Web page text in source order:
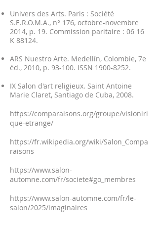
Univers des Arts. Paris : Société
S.E.R.O.M.A., n° 176, octobre-novembre
2014, p. 19. Commission paritaire : 06 16
K 88124.
ARS Nuestro Arte. Medellín, Colombie, 7e
éd., 2010, p. 93-100. ISSN 1900-8252.
IX Salon d'art religieux. Saint Antoine
Marie Claret, Santiago de Cuba, 2008.
https://comparaisons.org/groupe/visioniri
que-etrange/
https://fr.wikipedia.org/wiki/Salon_Compa
raisons
https://www.salon-
automne.com/fr/societe#go_membres
https://www.salon-automne.com/fr/le-
salon/2025/imaginaires